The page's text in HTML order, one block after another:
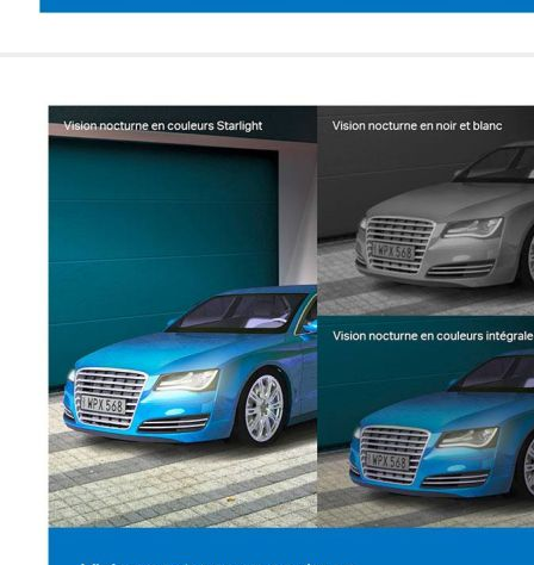
Estas cookies nos
Información de las
Cookies de
Estas cookies
por terceras partes
no funcionarán
Información de las
Cookies
Nuestros partners
crear un perfil de
publicidad estará
Información de las